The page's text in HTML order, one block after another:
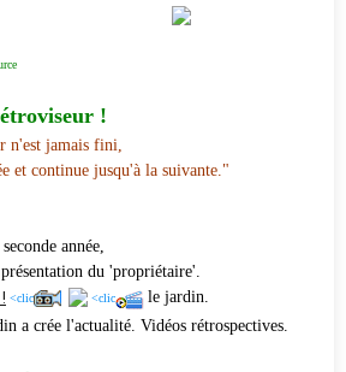
!
n'est jamais fini,
et continue jusqu'à la suivante."
année,
du 'propriétaire'.
<clic <clic
le jardin.
a crée l'actualité. Vidéos rétrospectives.